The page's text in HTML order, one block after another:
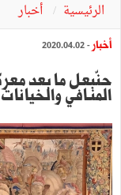
الرئيسية أخبار
أخبار - 2020.04.02
المنـافي والخيانات